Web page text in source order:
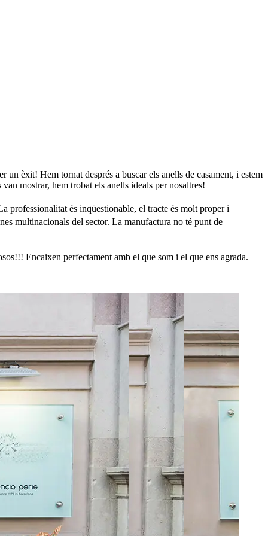
èxit! Hem tornat després a buscar els anells de casament, i estem
mostrar, hem trobat els anells ideals per nosaltres!
professionalitat és inqüestionable, el tracte és molt proper i
multinacionals del sector. La manufactura no té punt de
Encaixen perfectament amb el que som i el que ens agrada.